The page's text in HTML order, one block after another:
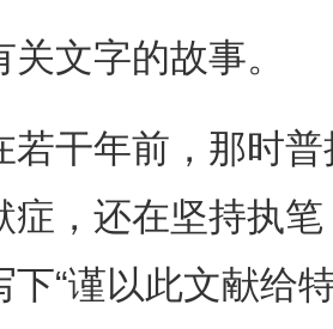
文字的故事。
年前，那时普
症，还在坚持执
下“谨以此文献给